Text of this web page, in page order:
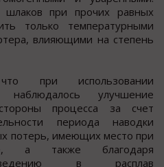
шлаков при прочих равных
только температурными
влияющими на степень
при использовании
наблюдалось улучшение
процесса за счет
периода наводки
потерь, имеющих место при
а также благодаря
в расплав